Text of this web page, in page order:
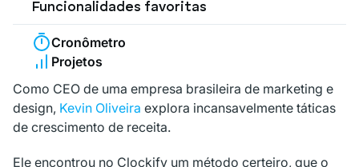
Funcionalidades favoritas
Cronômetro
Projetos
Como CEO de uma empresa brasileira de marketing e
design, Kevin Oliveira explora incansavelmente táticas
de crescimento de receita.
Ele encontrou no Clockify um método certeiro, que o